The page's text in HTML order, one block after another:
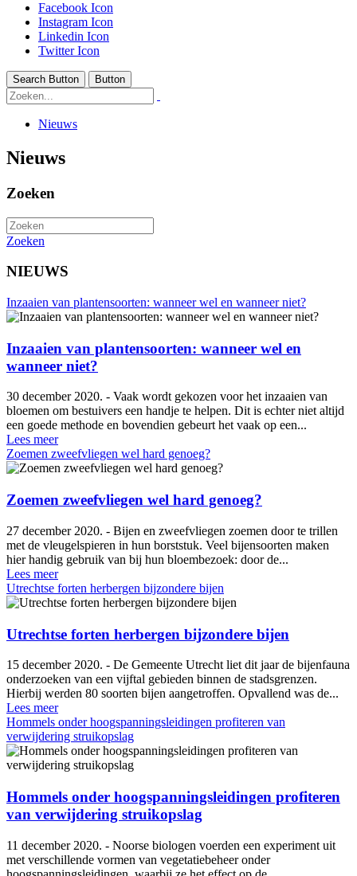
Facebook Icon
Instagram Icon
Linkedin Icon
Twitter Icon
Search Button Button
Nieuws
Nieuws
Zoeken
Zoeken
NIEUWS
Inzaaien van plantensoorten: wanneer wel en wanneer niet?
Inzaaien van plantensoorten: wanneer wel en
wanneer niet?
30 december 2020. - Vaak wordt gekozen voor het inzaaien van
bloemen om bestuivers een handje te helpen. Dit is echter niet altijd
een goede methode en bovendien gebeurt het vaak op een...
Lees meer
Zoemen zweefvliegen wel hard genoeg?
Zoemen zweefvliegen wel hard genoeg?
27 december 2020. - Bijen en zweefvliegen zoemen door te trillen
met de vleugelspieren in hun borststuk. Veel bijensoorten maken
hier handig gebruik van bij hun bloembezoek: door de...
Lees meer
Utrechtse forten herbergen bijzondere bijen
Utrechtse forten herbergen bijzondere bijen
15 december 2020. - De Gemeente Utrecht liet dit jaar de bijenfauna
onderzoeken van een vijftal gebieden binnen de stadsgrenzen.
Hierbij werden 80 soorten bijen aangetroffen. Opvallend was de...
Lees meer
Hommels onder hoogspanningsleidingen profiteren van
verwijdering struikopslag
Hommels onder hoogspanningsleidingen profiteren
van verwijdering struikopslag
11 december 2020. - Noorse biologen voerden een experiment uit
met verschillende vormen van vegetatiebeheer onder